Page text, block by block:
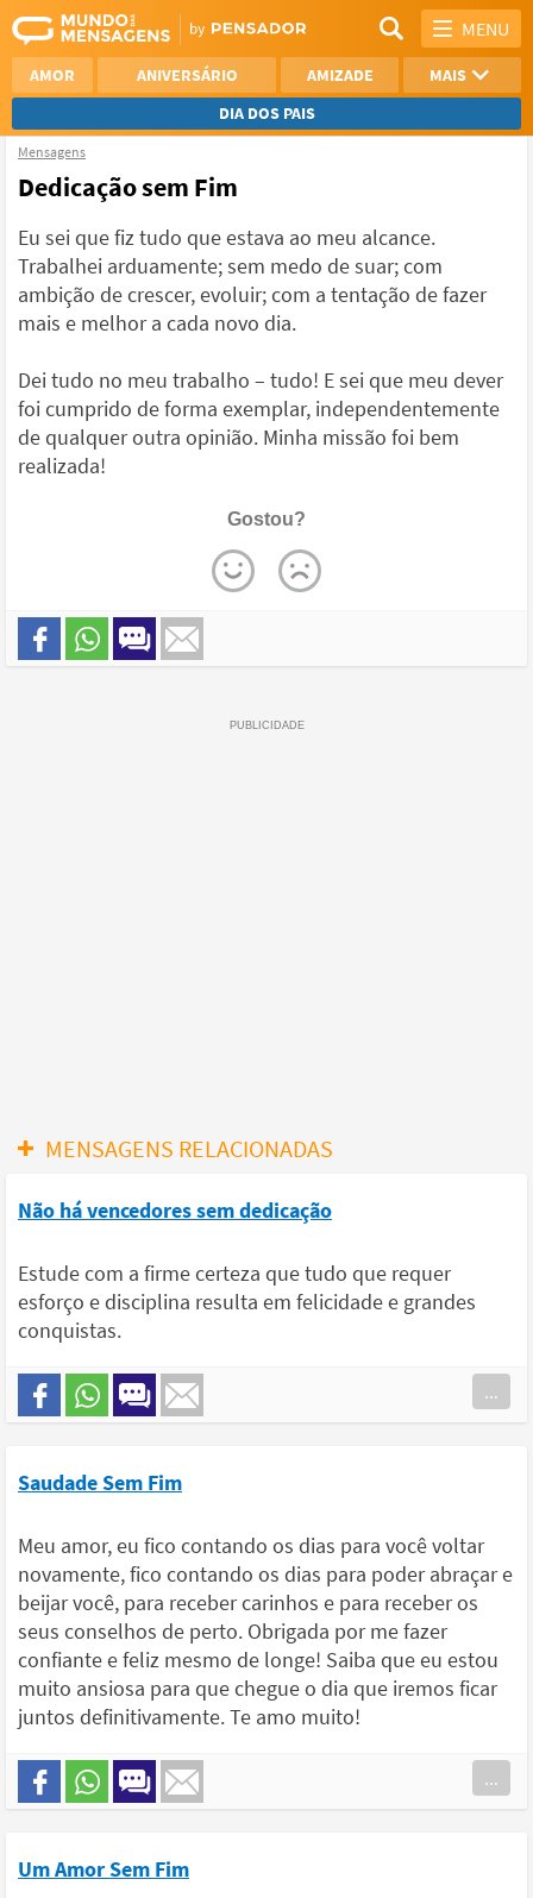
MENU
AMOR ANIVERSÁRIO AMIZADE
MAIS
DIA DOS PAIS
REFLEXÃO
NAMORO
VER TODAS
Mensagens
Dedicação sem Fim
Eu sei que fiz tudo que estava ao meu alcance.
Trabalhei arduamente; sem medo de suar; com
ambição de crescer, evoluir; com a tentação de fazer
mais e melhor a cada novo dia.
Dei tudo no meu trabalho – tudo! E sei que meu dever
foi cumprido de forma exemplar, independentemente
de qualquer outra opinião. Minha missão foi bem
realizada!
Gostou?
MENSAGENS RELACIONADAS
Não há vencedores sem dedicação
Estude com a firme certeza que tudo que requer
esforço e disciplina resulta em felicidade e grandes
conquistas.
...
Saudade Sem Fim
Meu amor, eu fico contando os dias para você voltar
novamente, fico contando os dias para poder abraçar e
beijar você, para receber carinhos e para receber os
seus conselhos de perto. Obrigada por me fazer
confiante e feliz mesmo de longe! Saiba que eu estou
muito ansiosa para que chegue o dia que iremos ficar
juntos definitivamente. Te amo muito!
...
Um Amor Sem Fim